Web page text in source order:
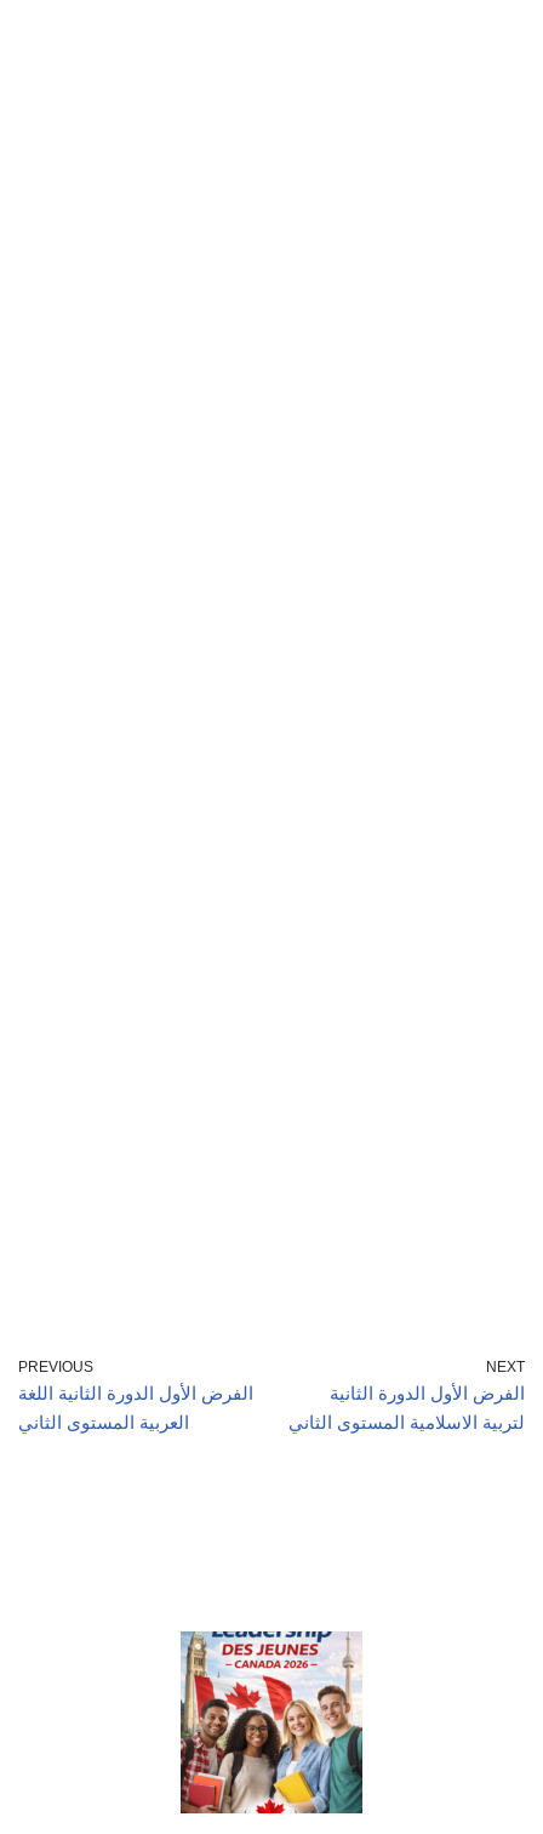
PREVIOUS
الفرض الأول الدورة الثانية اللغة
العربية المستوى الثاني
NEXT
الفرض الأول الدورة الثانية
لتربية الاسلامية المستوى الثاني